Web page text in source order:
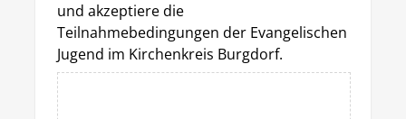
und akzeptiere die
Teilnahmebedingungen der Evangelischen
Jugend im Kirchenkreis Burgdorf.